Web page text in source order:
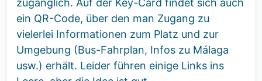
zugänglich. Auf der Key-Card findet sich auch
ein QR-Code, über den man Zugang zu
vielerlei Informationen zum Platz und zur
Umgebung (Bus-Fahrplan, Infos zu Málaga
usw.) erhält. Leider führen einige Links ins